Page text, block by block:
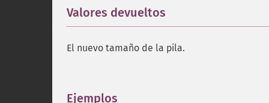
Valores devueltos
El nuevo tamaño de la pila.
Ejemplos